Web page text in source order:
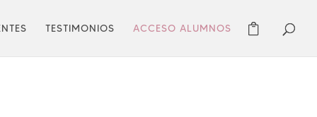
TESTIMONIOS ACCESO ALUMNOS